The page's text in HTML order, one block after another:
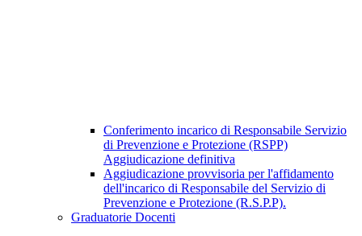
Conferimento incarico di Responsabile Servizio
di Prevenzione e Protezione (RSPP)
Aggiudicazione definitiva
Aggiudicazione provvisoria per l'affidamento
dell'incarico di Responsabile del Servizio di
Prevenzione e Protezione (R.S.P.P).
Graduatorie Docenti